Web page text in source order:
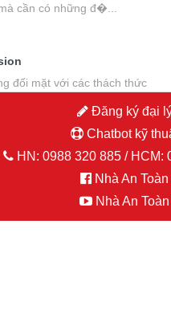
cần có những đ�...
đối mặt với các thách thức
Cung cấp khả năng giám
của các phươn...
Đăng ký đại
Chatbot kỹ
HN: 0988 320 885 / HCM:
Nhà An Toàn
Nhà An Toàn